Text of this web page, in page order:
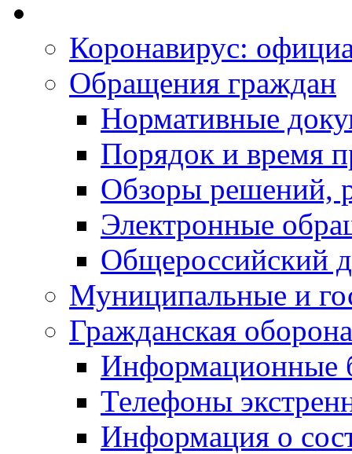
Коронавирус:
Обращения граждан
Нормативные
Порядок и время
Обзоры решений,
Электронные
Общероссийский
Муниципальные и
Гражданская
Информационные
Телефоны
Информация о